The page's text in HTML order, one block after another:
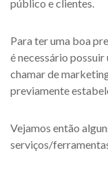
público e clientes.
Para ter uma boa
é necessário
chamar de
previamente
Vejamos então
serviços/